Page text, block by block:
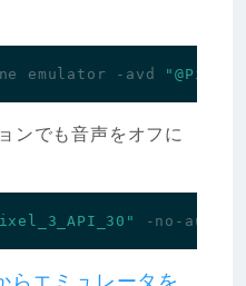
emulator -avd
ンでも音声をオフに
らエミュレータを